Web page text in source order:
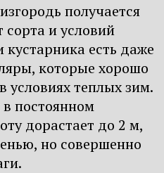
получается
сорта и условий
есть даже
которые хорошо
условиях теплых зим.
постоянном
дорастает до 2 м,
но совершенно